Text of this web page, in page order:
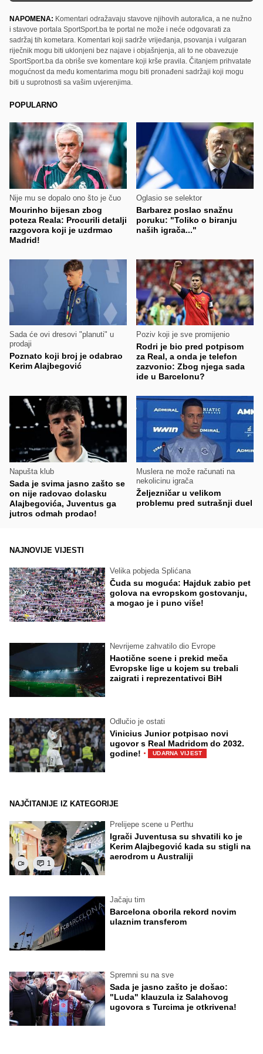
NAPOMENA: Komentari odražavaju stavove njihovih autora/ica, a ne nužno
i stavove portala SportSport.ba te portal ne može i neće odgovarati za
sadržaj tih kometara. Komentari koji sadrže vrijeđanja, psovanja i vulgaran
riječnik mogu biti uklonjeni bez najave i objašnjenja, ali to ne obavezuje
SportSport.ba da obriše sve komentare koji krše pravila. Čitanjem prihvatate
mogućnost da među komentarima mogu biti pronađeni sadržaji koji mogu
biti u suprotnosti sa vašim uvjerenjima.
POPULARNO
Nije mu se dopalo ono što je čuo
Mourinho bijesan zbog
poteza Reala: Procurili detalji
razgovora koji je uzdrmao
Madrid!
Oglasio se selektor
Barbarez poslao snažnu
poruku: "Toliko o biranju
naših igrača..."
Sada će ovi dresovi "planuti" u
prodaji
Poznato koji broj je odabrao
Kerim Alajbegović
Poziv koji je sve promijenio
Rodri je bio pred potpisom
za Real, a onda je telefon
zazvonio: Zbog njega sada
ide u Barcelonu?
Napušta klub
Sada je svima jasno zašto se
on nije radovao dolasku
Alajbegovića, Juventus ga
jutros odmah prodao!
Muslera ne može računati na
nekolicinu igrača
Željezničar u velikom
problemu pred sutrašnji duel
NAJNOVIJE VIJESTI
Velika pobjeda Splićana
Čuda su moguća: Hajduk zabio pet
golova na evropskom gostovanju,
a mogao je i puno više!
Nevrijeme zahvatilo dio Evrope
Haotične scene i prekid meča
Evropske lige u kojem su trebali
zaigrati i reprezentativci BiH
Odlučio je ostati
Vinicius Junior potpisao novi
ugovor s Real Madridom do 2032.
godine! · UDARNA VIJEST
NAJČITANIJE IZ KATEGORIJE
1
Prelijepe scene u Perthu
Igrači Juventusa su shvatili ko je
Kerim Alajbegović kada su stigli na
aerodrom u Australiji
Jačaju tim
Barcelona oborila rekord novim
ulaznim transferom
Spremni su na sve
Sada je jasno zašto je došao:
"Luda" klauzula iz Salahovog
ugovora s Turcima je otkrivena!